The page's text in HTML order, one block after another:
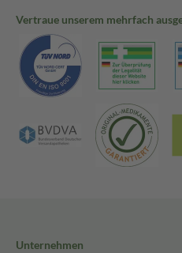
Vertraue unserem mehrfach
Unternehmen